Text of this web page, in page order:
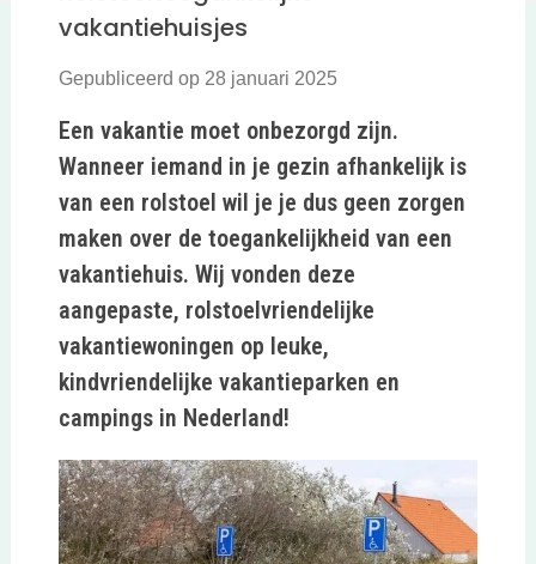
vakantiehuisjes
Gepubliceerd op 28 januari 2025
Een vakantie moet onbezorgd zijn.
Wanneer iemand in je gezin afhankelijk is
van een rolstoel wil je je dus geen zorgen
maken over de toegankelijkheid van een
vakantiehuis. Wij vonden deze
aangepaste, rolstoelvriendelijke
vakantiewoningen op leuke,
kindvriendelijke vakantieparken en
campings in Nederland!